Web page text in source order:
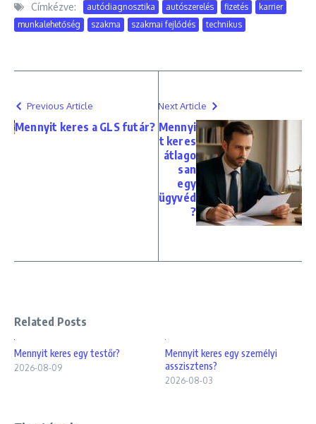
Címkézve: autódiagnosztika autószerelés fizetés
karrier
munkalehetőség
szakma szakmai fejlődés technikus
Previous Article
Mennyit keres a GLS futár?
Next Article
Mennyi
t keres
átlago
san
egy
ügyvéd
?
Related Posts
Mennyit keres egy testőr?
2026-08-09
Mennyit keres egy személyi
asszisztens?
2026-08-03